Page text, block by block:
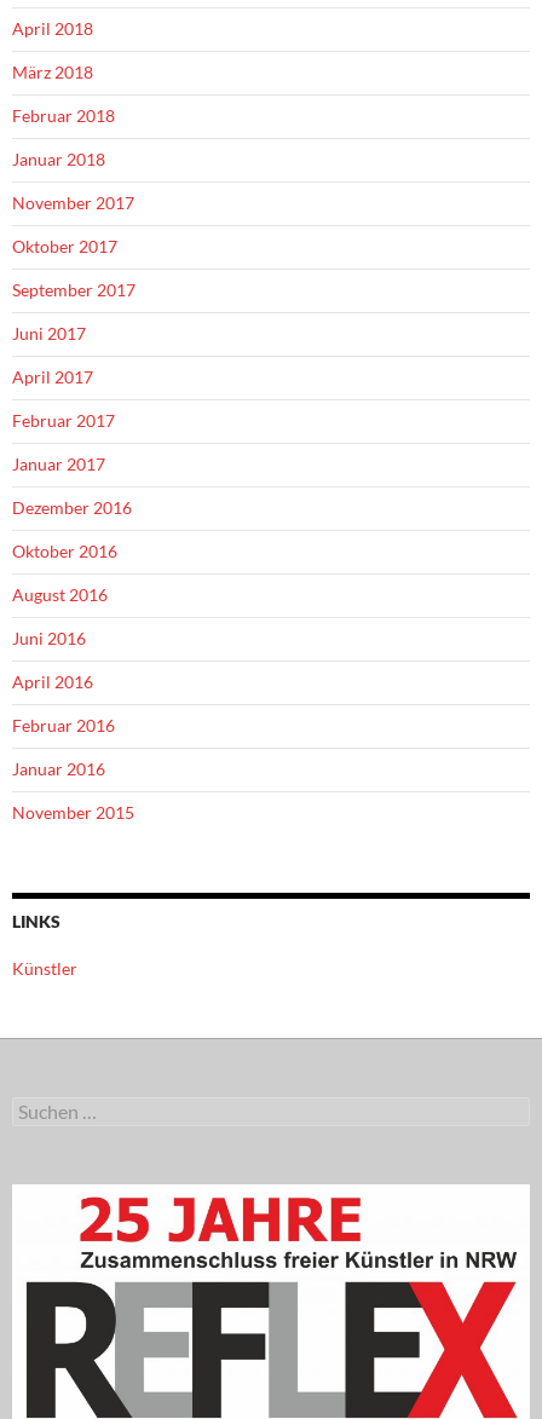
April 2018
März 2018
Februar 2018
Januar 2018
November 2017
Oktober 2017
September 2017
Juni 2017
April 2017
Februar 2017
Januar 2017
Dezember 2016
Oktober 2016
August 2016
Juni 2016
April 2016
Februar 2016
Januar 2016
November 2015
LINKS
Künstler
Suchen